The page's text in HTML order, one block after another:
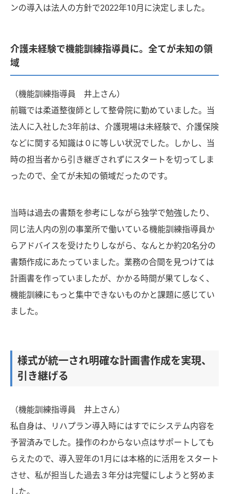
ンの導入は法人の方針で2022年10月に決定しました。
介護未経験で機能訓練指導員に。全てが未知の領
域
（機能訓練指導員 井上さん）
前職では柔道整復師として整骨院に勤めていました。当
法人に入社した3年前は、介護現場は未経験で、介護保険
などに関する知識は０に等しい状況でした。しかし、当
時の担当者から引き継ぎされずにスタートを切ってしま
ったので、全てが未知の領域だったのです。
当時は過去の書類を参考にしながら独学で勉強したり、
同じ法人内の別の事業所で働いている機能訓練指導員か
らアドバイスを受けたりしながら、なんとか約20名分の
書類作成にあたっていました。業務の合間を見つけては
計画書を作っていましたが、かかる時間が果てしなく、
機能訓練にもっと集中できないものかと課題に感じてい
ました。
様式が統一され明確な計画書作成を実現、
引き継げる
（機能訓練指導員 井上さん）
私自身は、リハプラン導入時にはすでにシステム内容を
予習済みでした。操作のわからない点はサポートしても
らえたので、導入翌年の1月には本格的に活用をスタート
させ、私が担当した過去３年分は完璧にしようと努めま
した。